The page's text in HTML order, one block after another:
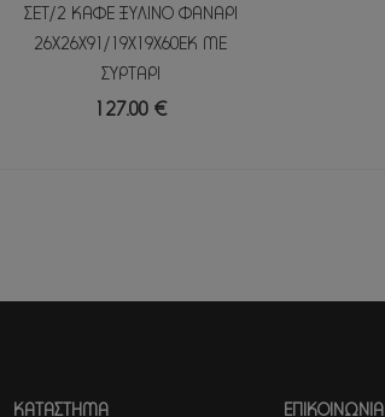
ΣΕΤ/2 ΚΑΦΕ ΞΥΛΙΝΟ ΦΑΝΑΡΙ
26X26X91/19Χ19Χ60ΕΚ ΜΕ
ΣΥΡΤΑΡΙ
127.00 €
ΚΑΤΑΣΤΗΜΑ ΕΠΙΚΟΙΝΩΝΙΑ